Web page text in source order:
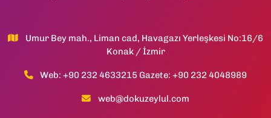
Umur Bey mah., Liman cad, Havagazı Yerleşkesi No:16/6
Konak / İzmir
Web: +90 232 4633215 Gazete: +90 232 4048989
web@dokuzeylul.com